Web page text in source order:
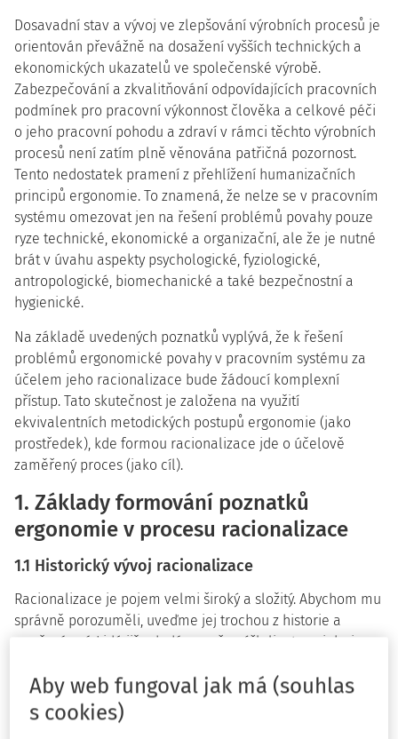
Dosavadní stav a vývoj ve zlepšování výrobních procesů je
orientován převážně na dosažení vyšších technických a
ekonomických ukazatelů ve společenské výrobě.
Zabezpečování a zkvalitňování odpovídajících pracovních
podmínek pro pracovní výkonnost člověka a celkové péči
o jeho pracovní pohodu a zdraví v rámci těchto výrobních
procesů není zatím plně věnována patřičná pozornost.
Tento nedostatek pramení z přehlížení humanizačních
principů ergonomie. To znamená, že nelze se v pracovním
systému omezovat jen na řešení problémů povahy pouze
ryze technické, ekonomické a organizační, ale že je nutné
brát v úvahu aspekty psychologické, fyziologické,
antropologické, biomechanické a také bezpečnostní a
hygienické.
Na základě uvedených poznatků vyplývá, že k řešení
problémů ergonomické povahy v pracovním systému za
účelem jeho racionalizace bude žádoucí komplexní
přístup. Tato skutečnost je založena na využití
ekvivalentních metodických postupů ergonomie (jako
prostředek), kde formou racionalizace jde o účelově
zaměřený proces (jako cíl).
1. Základy formování poznatků
ergonomie v procesu racionalizace
1.1 Historický vývoj racionalizace
Racionalizace je pojem velmi široký a složitý. Abychom mu
správně porozuměli, uveďme jej trochou z historie a
poučení z ní. Lidé již odedávna přemýšleli o tom, jak si
výsledků ve svém konání. Říká se dokonce, že lenost je
matkou pokroku. Člověk stále vynalézal nové a nové
prostředky, které mu usnadňovaly pracovní činnost, a to
Aby web fungoval jak má (souhlas
s cookies)